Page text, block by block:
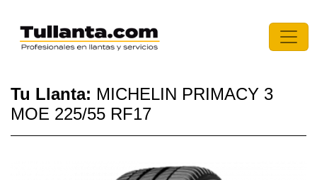
Tu Llanta: MICHELIN PRIMACY 3
MOE 225/55 RF17